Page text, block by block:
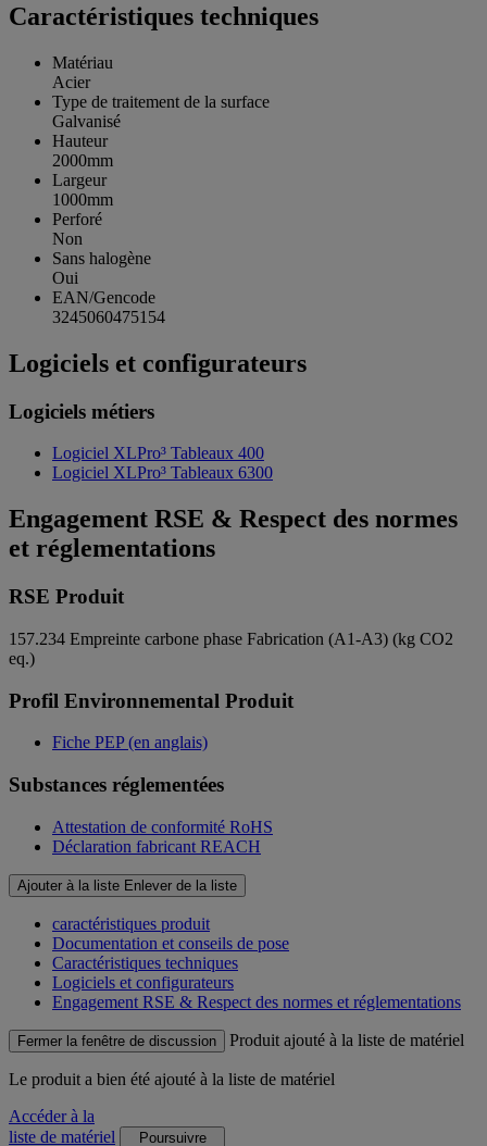
Caractéristiques techniques
Matériau
Acier
Type de traitement de la surface
Galvanisé
Hauteur
2000mm
Largeur
1000mm
Perforé
Non
Sans halogène
Oui
EAN/Gencode
3245060475154
Logiciels et configurateurs
Logiciels métiers
Logiciel XLPro³ Tableaux 400
Logiciel XLPro³ Tableaux 6300
Engagement RSE & Respect des normes
et réglementations
RSE Produit
157.234 Empreinte carbone phase Fabrication (A1-A3) (kg CO2
eq.)
Profil Environnemental Produit
Fiche PEP (en anglais)
Substances réglementées
Attestation de conformité RoHS
Déclaration fabricant REACH
Ajouter à la liste Enlever de la liste
caractéristiques produit
Documentation et conseils de pose
Caractéristiques techniques
Logiciels et configurateurs
Engagement RSE & Respect des normes et réglementations
Fermer la fenêtre de discussion Produit ajouté à la liste de matériel
Le produit a bien été ajouté à la liste de matériel
Accéder à la
liste de matériel
Poursuivre